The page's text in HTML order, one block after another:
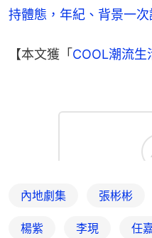
持體態，年紀、背景一
【本文獲「 COOL潮流生
內地劇集 張彬彬
楊紫 李現 任